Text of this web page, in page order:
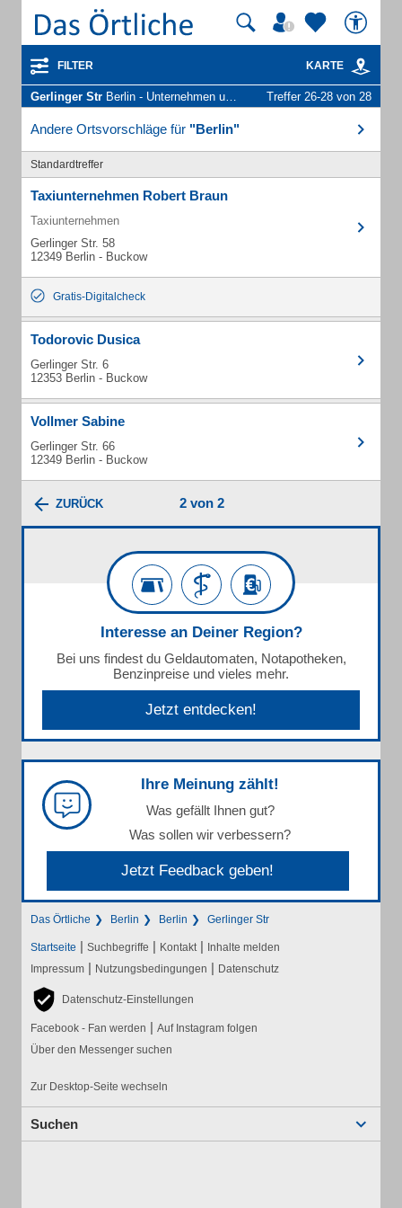
FILTER KARTE
Gerlinger Str Berlin - Unternehmen und Personen Treffer 26-28 von 28
Andere Ortsvorschläge für "Berlin"
Standardtreffer
Taxiunternehmen Robert Braun
Taxiunternehmen
Gerlinger Str. 58
12349 Berlin - Buckow
Gratis-Digitalcheck
Todorovic Dusica
Gerlinger Str. 6
12353 Berlin - Buckow
Vollmer Sabine
Gerlinger Str. 66
12349 Berlin - Buckow
ZURÜCK 2 von 2
Interesse an Deiner Region?
Bei uns findest du Geldautomaten, Notapotheken,
Benzinpreise und vieles mehr.
Jetzt entdecken!
Ihre Meinung zählt!
Was gefällt Ihnen gut?
Was sollen wir verbessern?
Jetzt Feedback geben!
Das Örtliche Berlin Berlin Gerlinger Str
Startseite | Suchbegriffe | Kontakt | Inhalte melden
Impressum | Nutzungsbedingungen | Datenschutz
Datenschutz-Einstellungen
Facebook - Fan werden | Auf Instagram folgen
Über den Messenger suchen
Zur Desktop-Seite wechseln
Suchen